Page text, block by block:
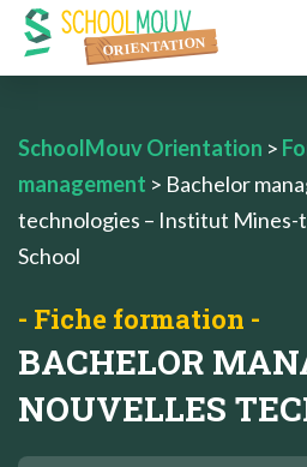
SchoolMouv Orientation >
management > Bachelor
technologies – Institut Mines-
School
- Fiche formation -
BACHELOR
NOUVELLES